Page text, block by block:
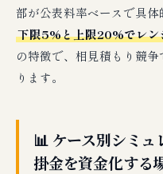
部が公表料率ベースで具体
下限5%と上限20%でレン
の特徴で、相見積もり競
ります。
📊 ケース別シミ
掛金を資金化する